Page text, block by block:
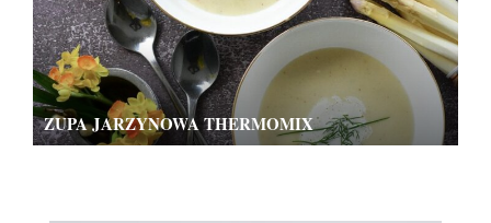
ZUPA JARZYNOWA THERMOMIX